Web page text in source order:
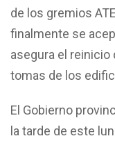
de los gremios
finalmente se
asegura el reinicio
tomas de los
El Gobierno
la tarde de este